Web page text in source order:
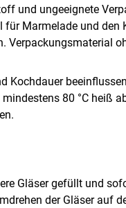
und ungeeignete
für Marmelade und
Verpackungsmaterial
Kochdauer
80 °C heiß
Gläser gefüllt und
der Gläser auf